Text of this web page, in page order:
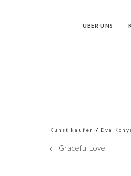
ÜBER UNS
Kunst kaufen / Eva
← Graceful Love